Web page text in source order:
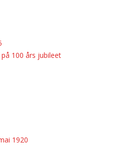
100 års jubileet
1920